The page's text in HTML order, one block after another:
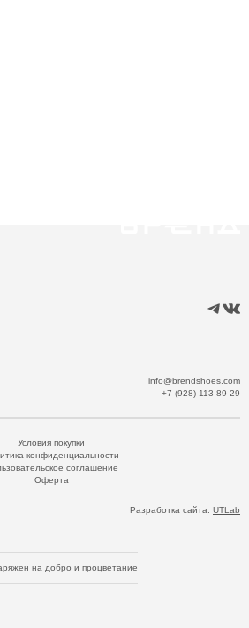
info@brendshoes.com
+7 (928) 113-89-29
Условия покупки
конфиденциальности
соглашение
Оферта
Разработка сайта: UTLab
на добро и процветание